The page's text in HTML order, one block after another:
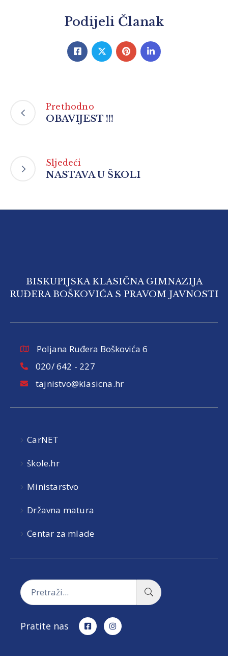
Podijeli Članak
Prethodno
OBAVIJEST !!!
Sljedeći
NASTAVA U ŠKOLI
BISKUPIJSKA KLASIČNA GIMNAZIJA
RUĐERA BOŠKOVIĆA S PRAVOM JAVNOSTI
Poljana Ruđera Boškovića 6
020/ 642 - 227
tajnistvo@klasicna.hr
CarNET
škole.hr
Ministarstvo
Državna matura
Centar za mlade
Pratite nas